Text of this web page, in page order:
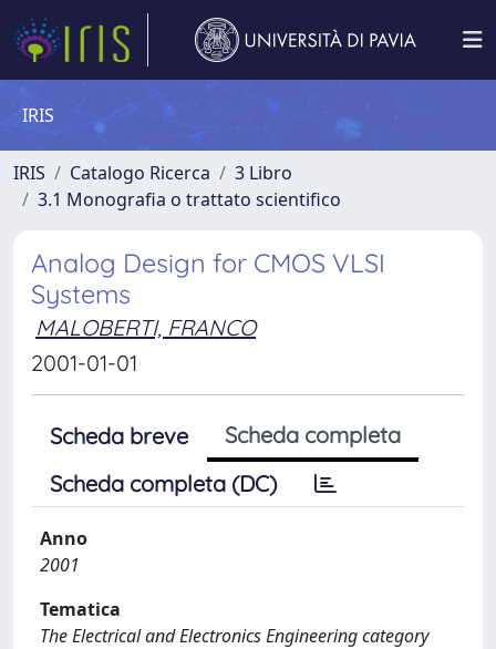
IRIS
IRIS Catalogo Ricerca
3 Libro
3.1 Monografia o trattato scientifico
Analog Design for CMOS VLSI
Systems
MALOBERTI, FRANCO
2001-01-01
Scheda breve
Scheda completa
Scheda completa (DC)
Anno
2001
Tematica
The Electrical and Electronics Engineering category